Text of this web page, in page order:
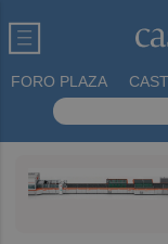
FORO PLAZA